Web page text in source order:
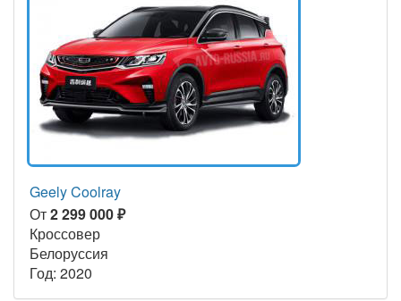
Geely Coolray
От2 299 000 ₽
Кроссовер
Белоруссия
Год: 2020